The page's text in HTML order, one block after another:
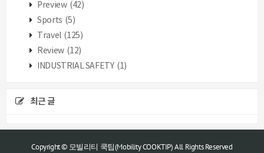
Preview (42)
Sports (5)
Travel (125)
Review (12)
INDUSTRIAL SAFETY (1)
최근 글
Copyright © 모빌리티 쿡팁(Mobility COOKTIP) All Rights Reserved